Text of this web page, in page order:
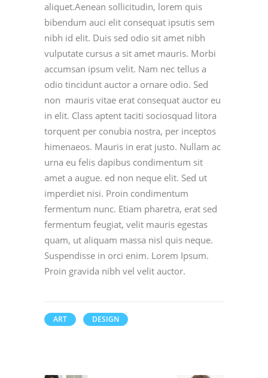
aliquet.Aenean sollicitudin, lorem quis
bibendum auci elit consequat ipsutis sem
nibh id elit. Duis sed odio sit amet nibh
vulputate cursus a sit amet mauris. Morbi
accumsan ipsum velit. Nam nec tellus a
odio tincidunt auctor a ornare odio. Sed
non mauris vitae erat consequat auctor eu
in elit. Class aptent taciti sociosquad litora
torquent per conubia nostra, per inceptos
himenaeos. Mauris in erat justo. Nullam ac
urna eu felis dapibus condimentum sit
amet a augue. ed non neque elit. Sed ut
imperdiet nisi. Proin condimentum
fermentum nunc. Etiam pharetra, erat sed
fermentum feugiat, velit mauris egestas
quam, ut aliquam massa nisl quis neque.
Suspendisse in orci enim. Lorem Ipsum.
Proin gravida nibh vel velit auctor.
ART DESIGN